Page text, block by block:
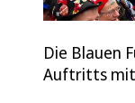
Die Blauen
Auftritts